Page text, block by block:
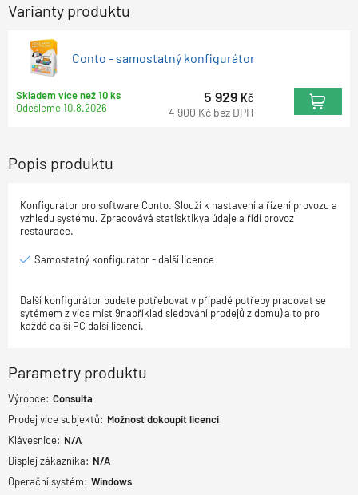
Varianty produktu
Conto - samostatný konfigurátor
Skladem více než 10 ks
Odešleme10.8.2026
5 929 Kč
4 900 Kč bez DPH
Popis produktu
Konfigurátor pro software Conto. Slouží k nastavení a řízení provozu a
vzhledu systému. Zpracovává statisktikya údaje a řídí provoz
restaurace.
Samostatný konfigurátor - další licence
Další konfigurátor budete potřebovat v případě potřeby pracovat se
sytémem z více míst 9například sledování prodejů z domu) a to pro
každé další PC další licenci.
Parametry produktu
Výrobce: Consulta
Prodej více subjektů: Možnost dokoupit licenci
Klávesnice: N/A
Displej zákazníka: N/A
Operační systém: Windows